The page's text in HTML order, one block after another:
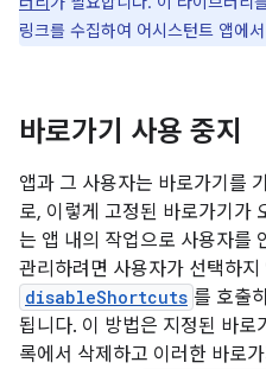
링크를 수집하여 어시스턴트 앱에
바로가기 사용 중지
앱과 그 사용자는 바로가기를
로, 이렇게 고정된 바로가기가
는 앱 내의 작업으로 사용자를
관리하려면 사용자가 선택하
disableShortcuts 를 호출
됩니다. 이 방법은 지정된 바로
록에서 삭제하고 이러한 바로